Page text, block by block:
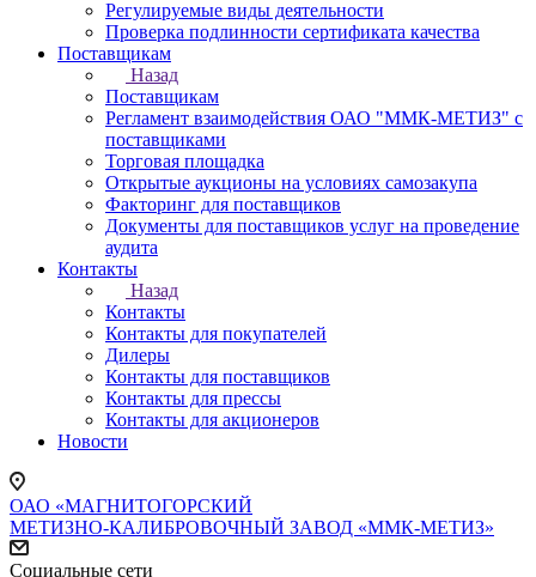
Регулируемые виды деятельности
Проверка подлинности сертификата качества
Поставщикам
Назад
Поставщикам
Регламент взаимодействия ОАО "ММК-МЕТИЗ" с
поставщиками
Торговая площадка
Открытые аукционы на условиях самозакупа
Факторинг для поставщиков
Документы для поставщиков услуг на проведение
аудита
Контакты
Назад
Контакты
Контакты для покупателей
Дилеры
Контакты для поставщиков
Контакты для прессы
Контакты для акционеров
Новости
ОАО «МАГНИТОГОРСКИЙ
МЕТИЗНО-КАЛИБРОВОЧНЫЙ ЗАВОД «ММК-МЕТИЗ»
Социальные сети